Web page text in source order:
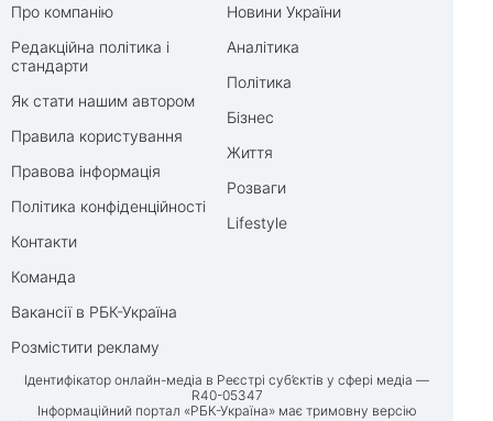
Про компанію
Редакційна політика і
стандарти
Як стати нашим автором
Правила користування
Правова інформація
Політика конфіденційності
Контакти
Команда
Вакансії в РБК-Україна
Розмістити рекламу
Новини України
Аналітика
Політика
Бізнес
Життя
Розваги
Lifestyle
Ідентифікатор онлайн-медіа в Реєстрі суб’єктів у сфері медіа —
R40-05347
Інформаційний портал «РБК-Україна» має тримовну версію